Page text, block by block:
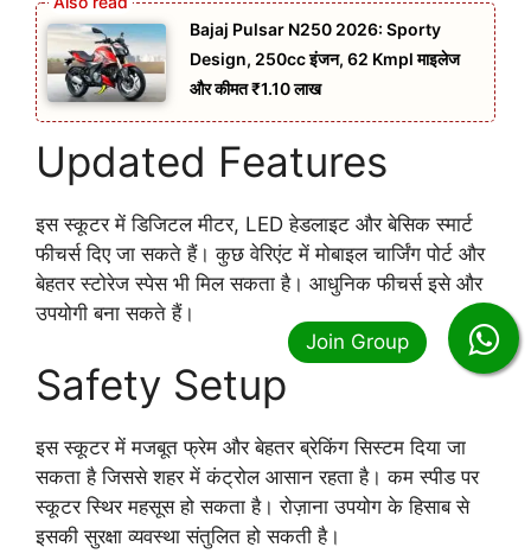
Bajaj Pulsar N250 2026: Sporty
Design, 250cc इंजन, 62 Kmpl माइलेज
और कीमत ₹1.10 लाख
Updated Features
इस स्कूटर में डिजिटल मीटर, LED हेडलाइट और बेसिक स्मार्ट
फीचर्स दिए जा सकते हैं। कुछ वेरिएंट में मोबाइल चार्जिंग पोर्ट और
बेहतर स्टोरेज स्पेस भी मिल सकता है। आधुनिक फीचर्स इसे और
उपयोगी बना सकते हैं।
Safety Setup
इस स्कूटर में मजबूत फ्रेम और बेहतर ब्रेकिंग सिस्टम दिया जा
सकता है जिससे शहर में कंट्रोल आसान रहता है। कम स्पीड पर
स्कूटर स्थिर महसूस हो सकता है। रोज़ाना उपयोग के हिसाब से
इसकी सुरक्षा व्यवस्था संतुलित हो सकती है।